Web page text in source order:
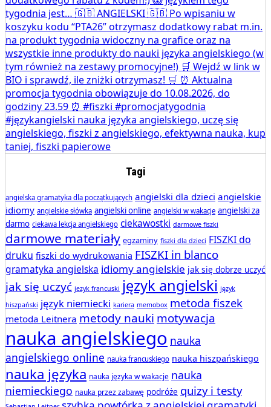
Tagi
angielska gramatyka dla początkujących angielski dla dzieci angielskie
idiomy angielskie słówka angielski online angielski w wakacje angielski za
darmo ciekawa lekcja angielskiego ciekawostki darmowe fiszki
darmowe materiały egzaminy fiszki dla dzieci FISZKI do
druku fiszki do wydrukowania FISZKI in blanco
gramatyka angielska idiomy angielskie jak się dobrze uczyć
jak się uczyć jezyk francuski język angielski język
hiszpański język niemiecki kariera memobox metoda fiszek
metoda Leitnera metody nauki motywacja
nauka angielskiego nauka
angielskiego online nauka francuskiego nauka hiszpańskiego
nauka języka nauka języka w wakacje nauka
niemieckiego nauka przez zabawę podróże quizy i testy